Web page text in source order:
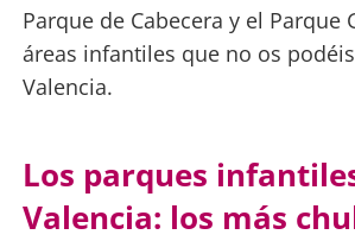
Parque de Cabecera y el Parque
áreas infantiles que no os
Valencia.
Los parques
Valencia: los más